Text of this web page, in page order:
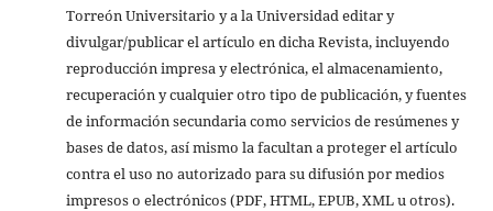
Torreón Universitario y a la Universidad editar y
divulgar/publicar el artículo en dicha Revista, incluyendo
reproducción impresa y electrónica, el almacenamiento,
recuperación y cualquier otro tipo de publicación, y fuentes
de información secundaria como servicios de resúmenes y
bases de datos, así mismo la facultan a proteger el artículo
contra el uso no autorizado para su difusión por medios
impresos o electrónicos (PDF, HTML, EPUB, XML u otros).